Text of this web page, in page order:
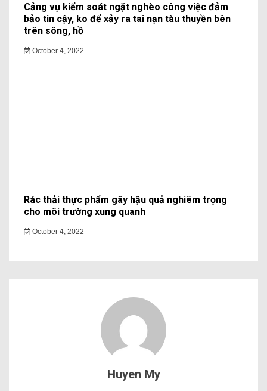
Cảng vụ kiểm soát ngặt nghèo công việc đảm
bảo tin cậy, ko để xảy ra tai nạn tàu thuyền bên
trên sông, hồ
October 4, 2022
Rác thải thực phẩm gây hậu quả nghiêm trọng
cho môi trường xung quanh
October 4, 2022
Huyen My